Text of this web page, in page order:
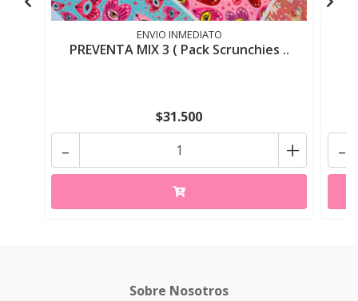
ENVIO INMEDIATO
PREVENTA MIX 3 ( Pack Scrunchies ..
$31.500
+
- -
Sobre Nosotros